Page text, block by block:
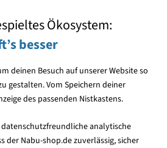
Ökosystem:
besser
deinen Besuch auf unserer Website so
gestalten. Vom Speichern deiner
des passenden Nistkastens.
analytische
der Nabu-shop.de zuverlässig, sicher
Publikationen Aktionen & Projekte